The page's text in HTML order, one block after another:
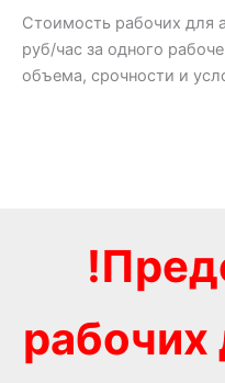
Стоимость рабочих для
руб/час за одного
объема, срочности и
рабочих